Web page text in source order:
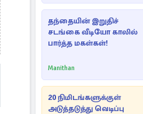
தந்தையின் இறுதிச்
சடங்கை வீடியோ காலில்
பார்த்த மகள்கள்!
Manithan
20 நிமிடங்களுக்குள்
அடுத்தடுத்து வெடிப்பு